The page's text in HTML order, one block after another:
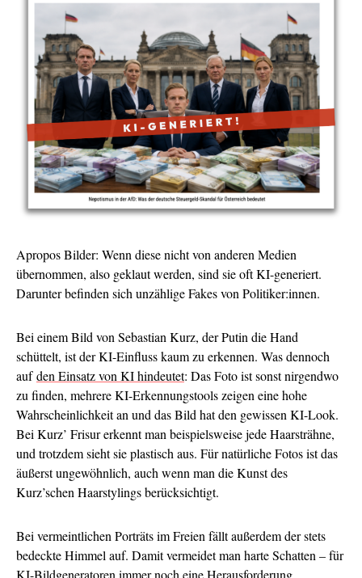
Apropos Bilder: Wenn diese nicht von anderen Medien
übernommen, also geklaut werden, sind sie oft KI-generiert.
Darunter befinden sich unzählige Fakes von Politiker:innen.
Bei einem Bild von Sebastian Kurz, der Putin die Hand
schüttelt, ist der KI-Einfluss kaum zu erkennen. Was dennoch
aufden Einsatz von KI hindeutet: Das Foto ist sonst nirgendwo
zu finden, mehrere KI-Erkennungstools zeigen eine hohe
Wahrscheinlichkeit an und das Bild hat den gewissen KI-Look.
Bei Kurz’ Frisur erkennt man beispielsweise jede Haarsträhne,
und trotzdem sieht sie plastisch aus. Für natürliche Fotos ist das
äußerst ungewöhnlich, auch wenn man die Kunst des
Kurz’schen Haarstylings berücksichtigt.
Bei vermeintlichen Porträts im Freien fällt außerdem der stets
bedeckte Himmel auf. Damit vermeidet man harte Schatten – für